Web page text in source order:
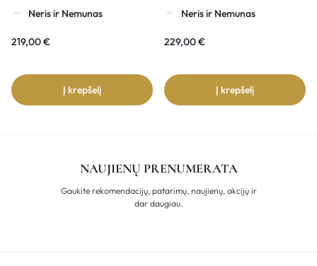
Neris ir Nemunas
219,00€
Į krepšelį
Neris ir Nemunas
229,00€
Į krepšelį
NAUJIENŲ PRENUMERATA
Gaukite rekomendacijų, patarimų, naujienų, akcijų ir
dar daugiau.